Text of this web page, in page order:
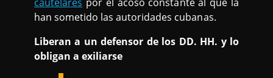
han sometido las autoridades cubanas.
Liberan a un defensor de los DD. HH. y lo
obligan a exiliarse